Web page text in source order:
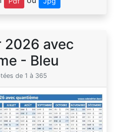
2026 avec
- Bleu
de 1 à 365